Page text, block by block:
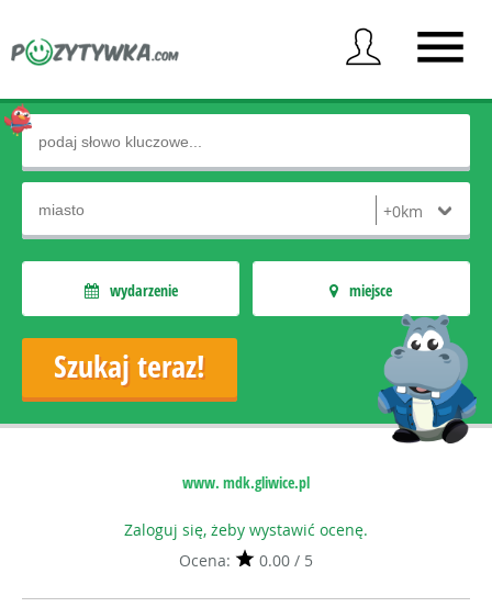
wydarzenie miejsce
www. mdk.gliwice.pl
Zaloguj się, żeby wystawić ocenę.
Ocena:
0.00 / 5